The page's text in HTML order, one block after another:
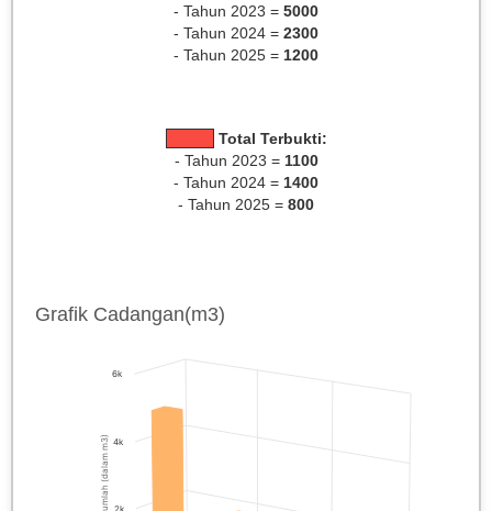
- Tahun 2023 = 5000
- Tahun 2024 = 2300
- Tahun 2025 = 1200
Total Terbukti:
- Tahun 2023 = 1100
- Tahun 2024 = 1400
- Tahun 2025 = 800
Grafik Cadangan(m3)
Jumlah (dalam m3) 4k
6k